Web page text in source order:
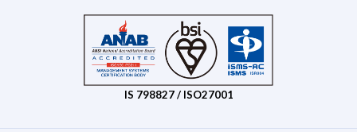
IS 798827 / ISO27001